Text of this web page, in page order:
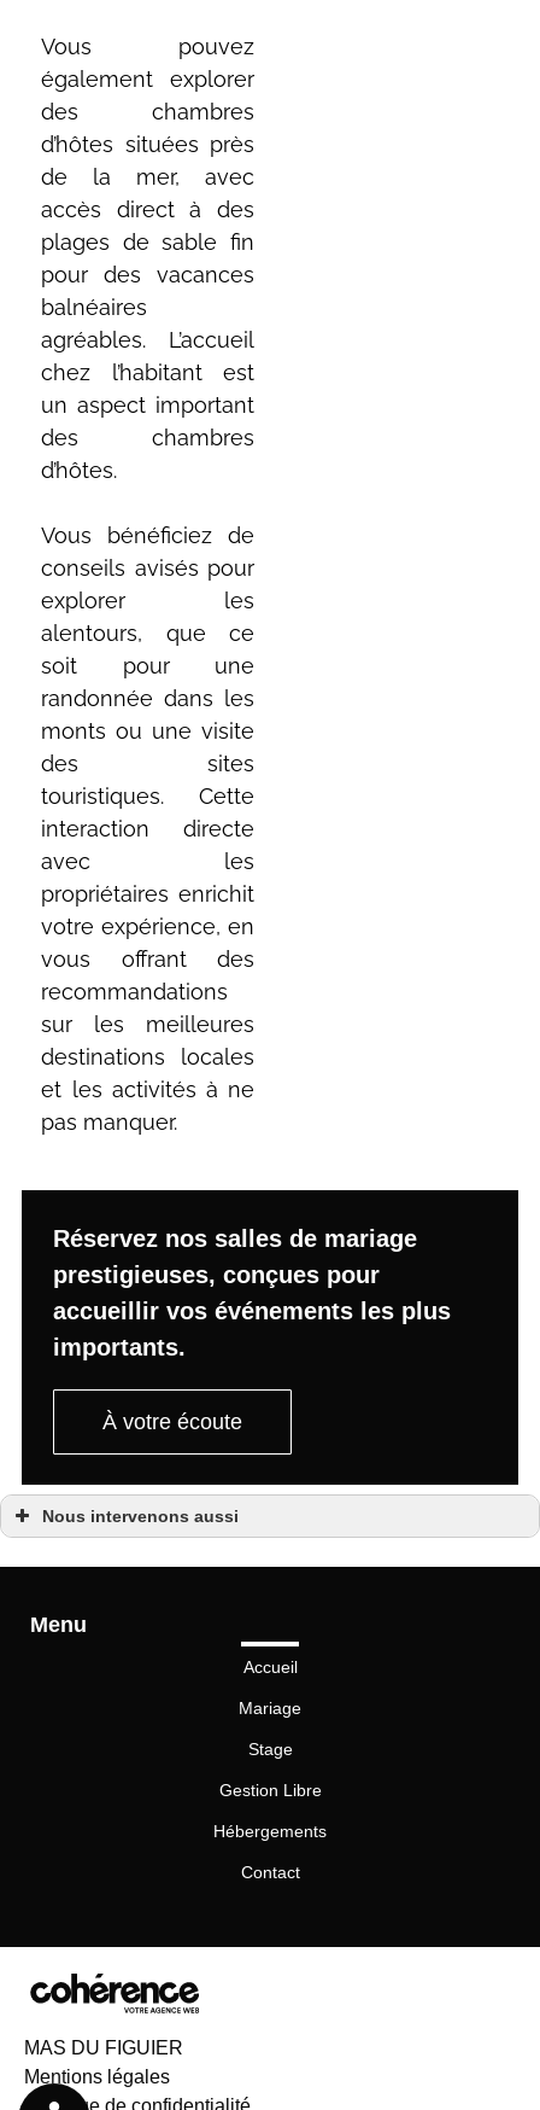
Vous pouvez
également explorer
des chambres
d’hôtes situées près
de la mer, avec
accès direct à des
plages de sable fin
pour des vacances
balnéaires
agréables. L’accueil
chez l’habitant est
un aspect important
des chambres
d’hôtes.
Vous bénéficiez de
conseils avisés pour
explorer les
alentours, que ce
soit pour une
randonnée dans les
monts ou une visite
des sites
touristiques. Cette
interaction directe
avec les
propriétaires enrichit
votre expérience, en
vous offrant des
recommandations
sur les meilleures
destinations locales
et les activités à ne
pas manquer.
Réservez nos salles de mariage
prestigieuses, conçues pour
accueillir vos événements les plus
importants.
À votre écoute
Nous intervenons aussi
Chambres d’hôtes Cavaillon
Chambres d’hôtes Digne les Bains
Chambres d’hôtes Salon-de-Provence
Menu
Accueil
Mariage
Stage
Gestion Libre
Hébergements
Contact
MAS DU FIGUIER
Mentions légales
Politique de confidentialité